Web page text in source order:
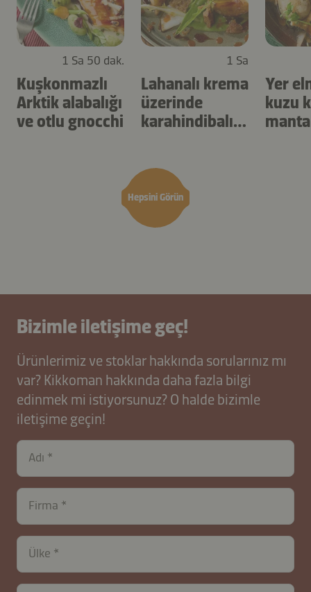
Hepsini Görün
1 Sa 50 dak.
Kuşkonmazlı
Arktik alabalığı
ve otlu gnocchi
1 Sa
Lahanalı krema
üzerinde
karahindibalı
Yer
kuzu
Bizimle iletişime geç!
Ürünlerimiz ve stoklar hakkında sorularınız mı
var? Kikkoman hakkında daha fazla bilgi
edinmek mi istiyorsunuz? O halde bizimle
iletişime geçin!
Adı
Firma
Ülke